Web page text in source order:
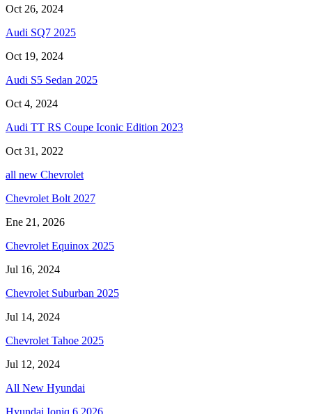
Oct 26, 2024
Audi SQ7 2025
Oct 19, 2024
Audi S5 Sedan 2025
Oct 4, 2024
Audi TT RS Coupe Iconic Edition 2023
Oct 31, 2022
all new Chevrolet
Chevrolet Bolt 2027
Ene 21, 2026
Chevrolet Equinox 2025
Jul 16, 2024
Chevrolet Suburban 2025
Jul 14, 2024
Chevrolet Tahoe 2025
Jul 12, 2024
All New Hyundai
Hyundai Ioniq 6 2026